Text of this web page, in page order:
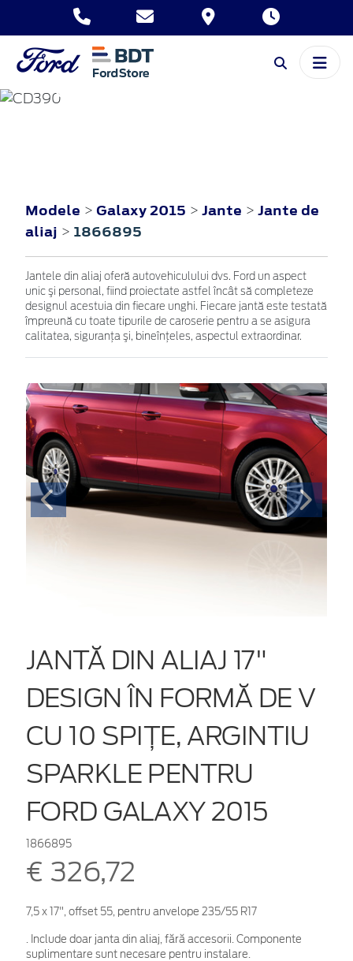
GALAXY
Modele > Galaxy 2015 > Jante > Jante de
aliaj > 1866895
Jantele din aliaj oferă autovehiculului dvs. Ford un aspect
unic şi personal, fiind proiectate astfel încât să completeze
designul acestuia din fiecare unghi. Fiecare jantă este testată
împreună cu toate tipurile de caroserie pentru a se asigura
calitatea, siguranţa şi, bineînţeles, aspectul extraordinar.
JANTĂ DIN ALIAJ 17"
DESIGN ÎN FORMĂ DE V
CU 10 SPIŢE, ARGINTIU
SPARKLE PENTRU
FORD GALAXY 2015
1866895
€ 326,72
7,5 x 17", offset 55, pentru anvelope 235/55 R17
. Include doar janta din aliaj, fără accesorii. Componente
suplimentare sunt necesare pentru instalare.